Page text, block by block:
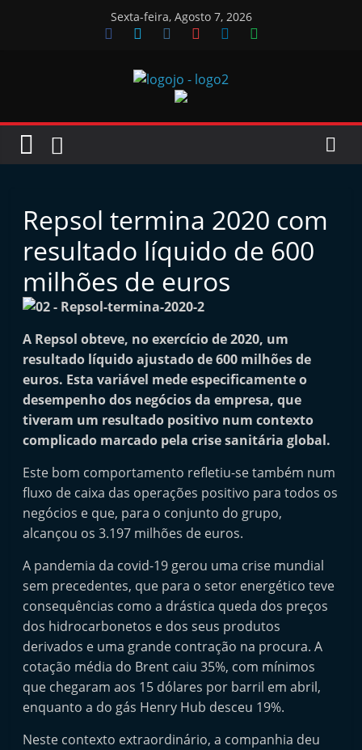
Sexta-feira, Agosto 7, 2026
Jornal
Oficinas
o
r
n
i
n
d
e
p
e
n
d
t
e
d
o
A
f
t
Repsol termina 2020 com
resultado líquido de 600
milhões de euros
A Repsol obteve, no exercício de 2020, um
resultado líquido ajustado de 600 milhões de
euros. Esta variável mede especificamente o
desempenho dos negócios da empresa, que
tiveram um resultado positivo num contexto
complicado marcado pela crise sanitária global.
Este bom comportamento refletiu-se também num
fluxo de caixa das operações positivo para todos os
negócios e que, para o conjunto do grupo,
alcançou os 3.197 milhões de euros.
A pandemia da covid-19 gerou uma crise mundial
sem precedentes, que para o setor energético teve
consequências como a drástica queda dos preços
dos hidrocarbonetos e dos seus produtos
derivados e uma grande contração na procura. A
cotação média do Brent caiu 35%, com mínimos
que chegaram aos 15 dólares por barril em abril,
enquanto a do gás Henry Hub desceu 19%.
Neste contexto extraordinário, a companhia deu